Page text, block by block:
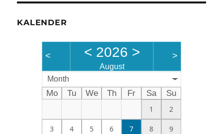
KALENDER
< < 2026 >
August
>
Month
Mo Tu We Th Fr Sa
Su
1
2
3 4 5 6 7 8 9